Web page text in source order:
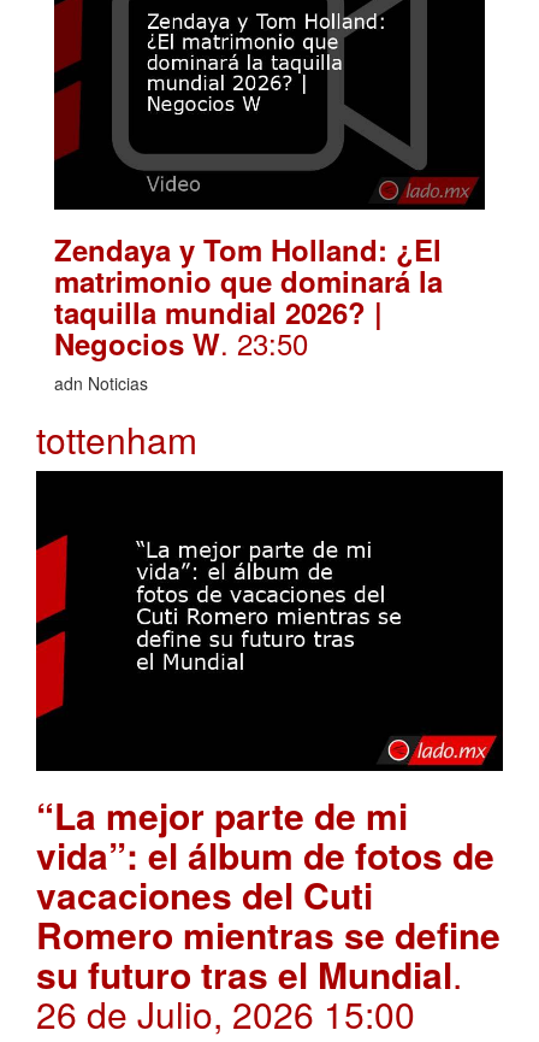
Zendaya y Tom Holland: ¿El
matrimonio que dominará la
taquilla mundial 2026? |
Negocios W. 23:50
adn Noticias
tottenham
“La mejor parte de mi
vida”: el álbum de fotos de
vacaciones del Cuti
Romero mientras se define
su futuro tras el Mundial.
26 de Julio, 2026 15:00